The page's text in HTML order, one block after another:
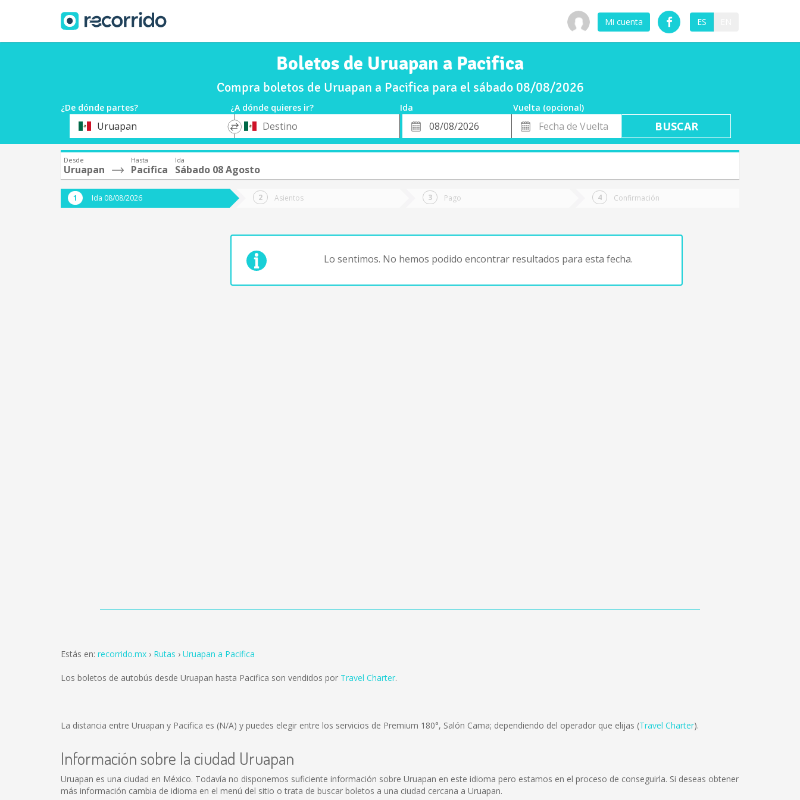
Mi cuenta ES
Boletos de Uruapan a Pacifica
Compra boletos de Uruapan a Pacifica para el sábado 08/08/2026
¿De dónde partes? ¿A dónde quieres ir? Ida
Vuelta (opcional)
OrigenUruapan
*
Destino
Fecha
de
Fecha
de
Vuelta
Desde
Uruapan
Hasta
Pacifica
Ida
Sábado 08 Agosto
Ida 08/08/2026 Asientos Pago Confirmación
Lo sentimos. No hemos podido encontrar resultados para esta fecha.
Estás en: recorrido.mx Rutas Uruapan a Pacifica
Los boletos de autobús desde Uruapan hasta Pacifica son vendidos por Travel Charter.
La distancia entre Uruapan y Pacifica es (N/A) y puedes elegir entre los servicios de Premium 180°, Salón Cama; dependiendo del operador que elijas (Travel Charter).
Información sobre la ciudad Uruapan
Uruapan es una ciudad en México. Todavía no disponemos suficiente información sobre Uruapan en este idioma pero estamos en el proceso de conseguirla. Si deseas obtener
más información cambia de idioma en el menú del sitio o trata de buscar boletos a una ciudad cercana a Uruapan.